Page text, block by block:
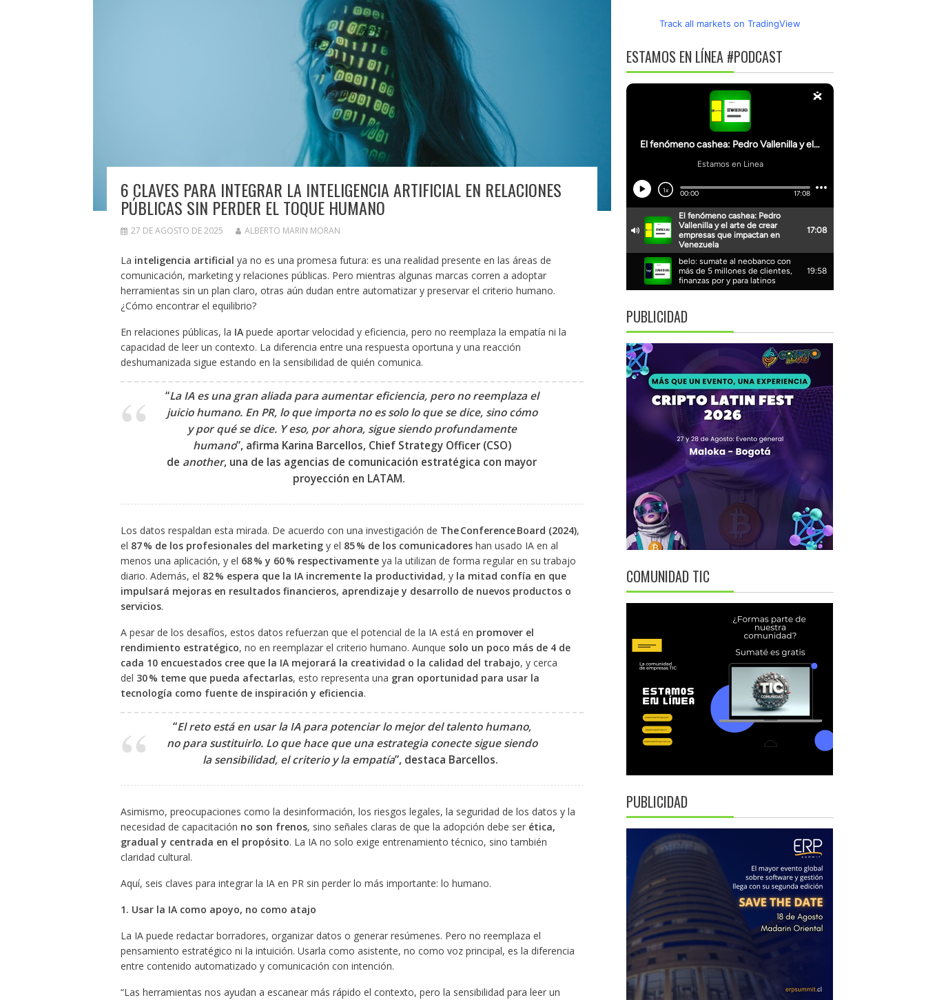
6 CLAVES PARA INTEGRAR LA INTELIGENCIA ARTIFICIAL EN RELACIONES
PÚBLICAS SIN PERDER EL TOQUE HUMANO
27 DE AGOSTO DE 2025 ALBERTO MARIN MORAN
La inteligencia artificial ya no es una promesa futura: es una realidad presente en las áreas de
comunicación, marketing y relaciones públicas. Pero mientras algunas marcas corren a adoptar
herramientas sin un plan claro, otras aún dudan entre automatizar y preservar el criterio humano.
¿Cómo encontrar el equilibrio?
En relaciones públicas, la IA puede aportar velocidad y eficiencia, pero no reemplaza la empatía ni la
capacidad de leer un contexto. La diferencia entre una respuesta oportuna y una reacción
deshumanizada sigue estando en la sensibilidad de quién comunica.
“La IA es una gran aliada para aumentar eficiencia, pero no reemplaza el
juicio humano. En PR, lo que importa no es solo lo que se dice, sino cómo
y por qué se dice. Y eso, por ahora, sigue siendo profundamente
humano”, afirma Karina Barcellos, Chief Strategy Officer (CSO)
de another, una de las agencias de comunicación estratégica con mayor
proyección en LATAM. ​
Los datos respaldan esta mirada. De acuerdo con una investigación de The Conference Board (2024),
el 87 % de los profesionales del marketingy el 85 % de los comunicadoreshan usado IA en al
menos una aplicación, y el 68 % y 60 % respectivamenteya la utilizan de forma regular en su trabajo
diario. Además, el 82 % espera que la IA incremente la productividad, y la mitad confía en que
impulsará mejoras en resultados financieros, aprendizaje y desarrollo de nuevos productos o
servicios.
A pesar de los desafíos, estos datos refuerzan que el potencial de la IA está en promover el
rendimiento estratégico, no en reemplazar el criterio humano. Aunque solo un poco más de 4 de
cada 10 encuestados cree que la IA mejorará la creatividad o la calidad del trabajo, y cerca
del 30 % teme que pueda afectarlas, esto representa una gran oportunidad para usar la
tecnología como fuente de inspiración y eficiencia.
“El reto está en usar la IA para potenciar lo mejor del talento humano,
no para sustituirlo. Lo que hace que una estrategia conecte sigue siendo
la sensibilidad, el criterio y la empatía”, destaca Barcellos.
Asimismo, preocupaciones como la desinformación, los riesgos legales, la seguridad de los datos y la
necesidad de capacitación no son frenos, sino señales claras de que la adopción debe ser ética,
gradual y centrada en el propósito. La IA no solo exige entrenamiento técnico, sino también
claridad cultural.
Aquí, seis claves para integrar la IA en PR sin perder lo más importante: lo humano.
1. Usar la IA como apoyo, no como atajo
La IA puede redactar borradores, organizar datos o generar resúmenes. Pero no reemplaza el
pensamiento estratégico ni la intuición. Usarla como asistente, no como voz principal, es la diferencia
entre contenido automatizado y comunicación con intención.
“Las herramientas nos ayudan a escanear más rápido el contexto, pero la sensibilidad para leer un
Track all markets on TradingView
ESTAMOS EN LÍNEA #PODCAST
PUBLICIDAD
COMUNIDAD TIC
PUBLICIDAD